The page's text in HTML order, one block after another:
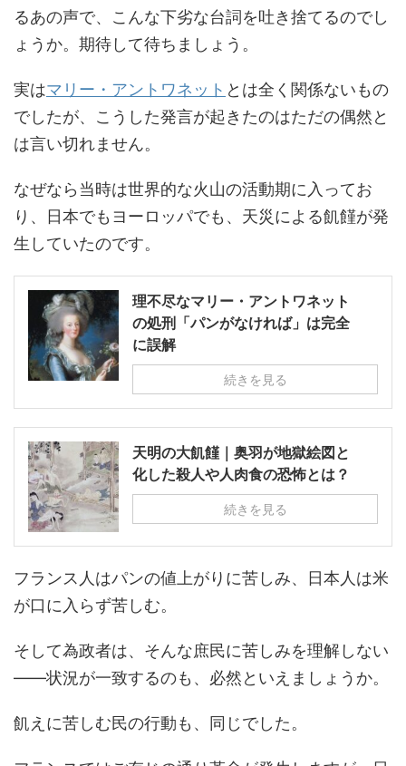
るあの声で、こんな下劣な台詞を吐き捨てるのでし
ょうか。期待して待ちましょう。
実はマリー・アントワネット とは全く関係ないもの
でしたが、こうした発言が起きたのはただの偶然と
は言い切れません。
なぜなら当時は世界的な火山の活動期に入ってお
り、日本でもヨーロッパでも、天災による飢饉が発
生していたのです。
理不尽なマリー・アントワネット
の処刑「パンがなければ」は完全
に誤解
続きを見る
天明の大飢饉｜奥羽が地獄絵図と
化した殺人や人肉食の恐怖とは？
続きを見る
フランス人はパンの値上がりに苦しみ、日本人は米
が口に入らず苦しむ。
そして為政者は、そんな庶民に苦しみを理解しない
――状況が一致するのも、必然といえましょうか。
飢えに苦しむ民の行動も、同じでした。